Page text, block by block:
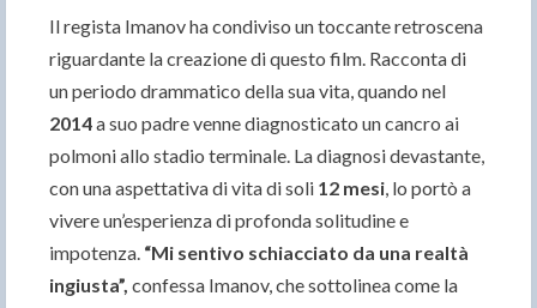
Il regista Imanov ha condiviso un toccante retroscena
riguardante la creazione di questo film. Racconta di
un periodo drammatico della sua vita, quando nel
2014a suo padre venne diagnosticato un cancro ai
polmoni allo stadio terminale. La diagnosi devastante,
con una aspettativa di vita di soli 12 mesi, lo portò a
vivere un’esperienza di profonda solitudine e
impotenza. “Mi sentivo schiacciato da una realtà
ingiusta”, confessa Imanov, che sottolinea come la